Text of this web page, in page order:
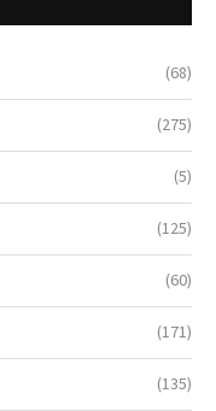
(68)
(275)
(5)
(125)
(60)
(171)
(135)